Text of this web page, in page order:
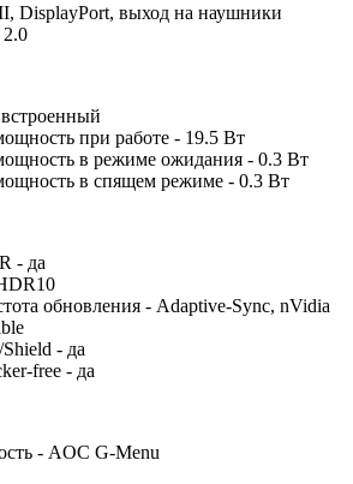
DisplayPort, выход на наушники
при работе - 19.5 Вт
в режиме ожидания - 0.3 Вт
в спящем режиме - 0.3 Вт
- да
обновления - Adaptive-Sync, nVidia
- да
free - да
- AOC G-Menu